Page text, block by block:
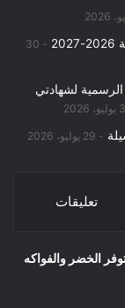
30
الرسمية لشهادتي
29 يوليو، 2026
تعليقات
الخضر والفواكه